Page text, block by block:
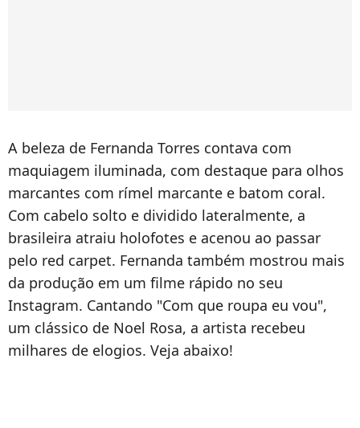
A beleza de Fernanda Torres contava com
maquiagem iluminada, com destaque para olhos
marcantes com rímel marcante e batom coral.
Com cabelo solto e dividido lateralmente, a
brasileira atraiu holofotes e acenou ao passar
pelo red carpet. Fernanda também mostrou mais
da produção em um filme rápido no seu
Instagram. Cantando "Com que roupa eu vou",
um clássico de Noel Rosa, a artista recebeu
milhares de elogios. Veja abaixo!